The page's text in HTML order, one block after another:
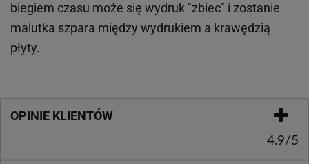
biegiem czasu może się wydruk "zbiec" i zostanie
malutka szpara między wydrukiem a krawędzią
płyty.
OPINIE KLIENTÓW
4.9/5